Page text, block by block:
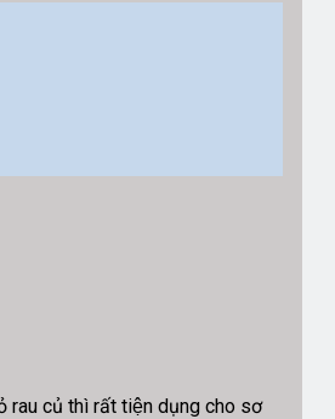
rau củ thì rất tiện dụng cho sơ